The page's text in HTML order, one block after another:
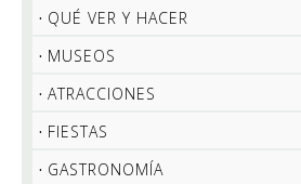
QUÉ VER Y HACER
MUSEOS
ATRACCIONES
FIESTAS
GASTRONOMÍA